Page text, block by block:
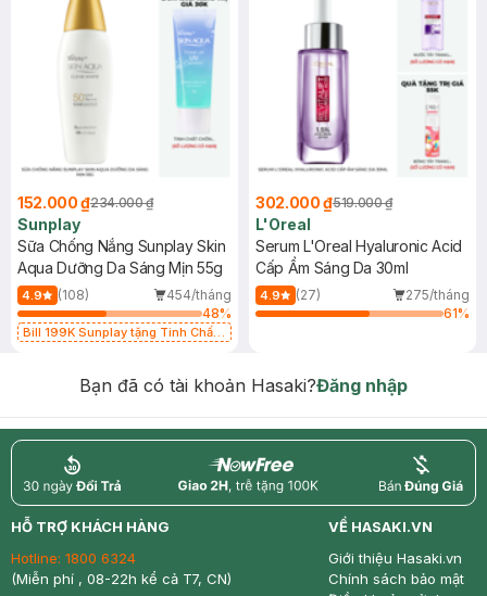
152.000 ₫234.000 ₫
Sunplay
Sữa Chống Nắng Sunplay Skin
Aqua Dưỡng Da Sáng Mịn 55g
4.9 (108)
454/tháng
48%
Bill 199K Sunplay tặng Tinh Chất
302.000 ₫519.000 ₫
L'Oreal
Serum L'Oreal Hyaluronic Acid
Cấp Ẩm Sáng Da 30ml
4.9 (27)
275/tháng
61%
Bạn đã có tài khoản Hasaki?Đăng nhập
return nowfree price
HỖ TRỢ KHÁCH HÀNG
Hotline: 1800 6324
(Miễn phí , 08-22h kể cả T7, CN)
VỀ HASAKI.VN
Giới thiệu Hasaki.vn
Chính sách bảo mật